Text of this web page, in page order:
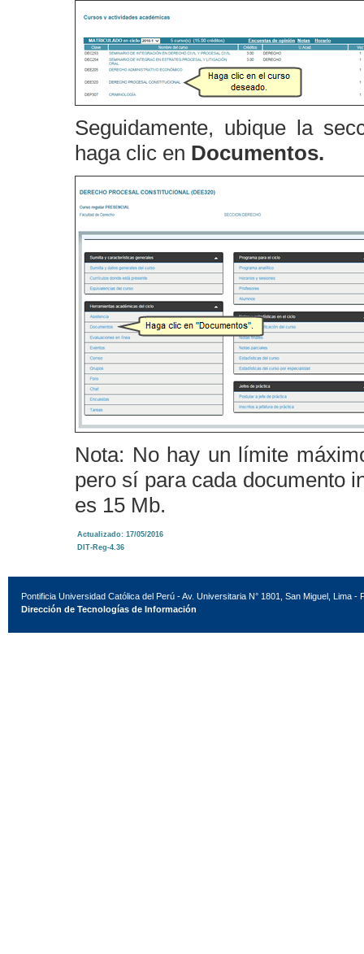
Seguidamente, ubique la
haga clic en Documentos.
Nota: No hay un límite
pero sí para cada documento
es 15 Mb.
Actualizado: 17/05/2016
DIT-Reg-4.36
Pontificia Universidad Católica del Perú - Av. Universitaria N° 1801, San Miguel, Lima -
Dirección de Tecnologías de Información